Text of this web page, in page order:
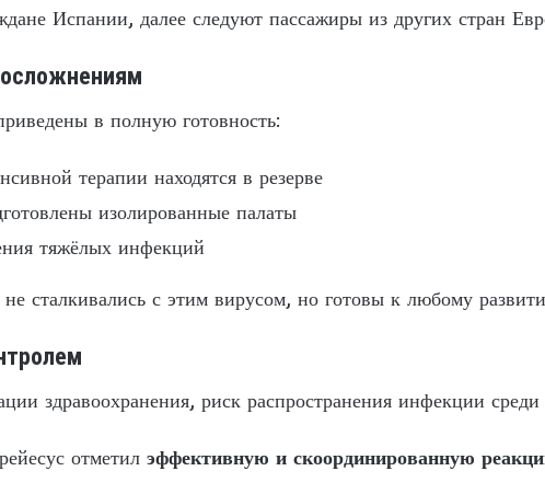
Испании, далее следуют пассажиры из других стран
в полную готовность:
терапии находятся в резерве
изолированные палаты
тяжёлых инфекций
сталкивались с этим вирусом, но готовы к любому
здравоохранения, риск распространения инфекции среди
отметил эффективную и скоординированную